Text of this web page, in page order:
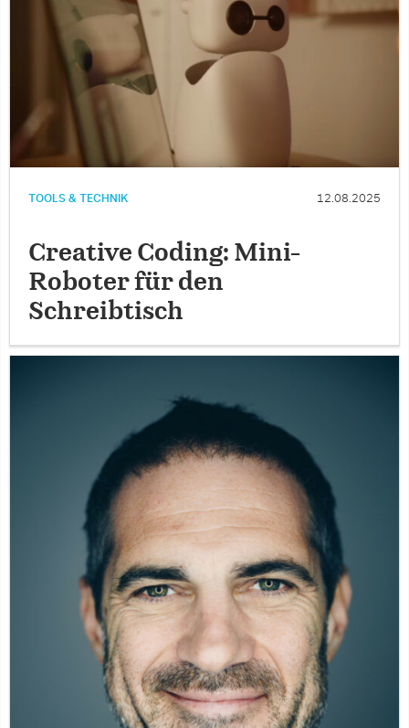
TOOLS & TECHNIK 12.08.2025
Creative Coding: Mini-
Roboter für den
Schreibtisch